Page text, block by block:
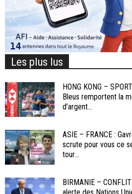
Les plus lus
HONG KONG –
Bleus remportent la
d’argent...
ASIE – FRANCE :
scrute pour vous ce
tour...
BIRMANIE –